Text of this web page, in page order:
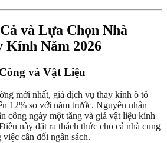
và Lựa Chọn Nhà
Kính Năm 2026
và Vật Liệu
mới nhất, giá dịch vụ thay kính ô tô
12% so với năm trước. Nguyên nhân
công ngày một tăng và giá vật liệu kính
này đặt ra thách thức cho cả nhà cung
cân đối ngân sách.